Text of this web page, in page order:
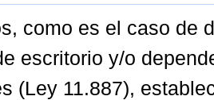
como es el caso de
escritorio y/o
(Ley 11.887),